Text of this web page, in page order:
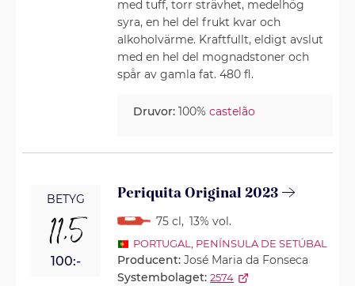
med tuff, torr strävhet, medelhög
syra, en hel del frukt kvar och
alkoholvärme. Kraftfullt, eldigt avslut
med en hel del mognadstoner och
spår av gamla fat. 480 fl.
Druvor: 100%castelão
BETYG
11,5
100:-
Periquita Original 2023
75 cl, 13% vol.
PORTUGAL PENÍNSULA DE SETÚBAL
Producent:José Maria da Fonseca
Systembolaget: 2574